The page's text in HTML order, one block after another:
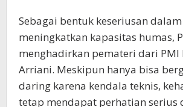
Sebagai bentuk keseriusan dalam
meningkatkan kapasitas humas,
menghadirkan pemateri dari PMI
Arriani. Meskipun hanya bisa
daring karena kendala teknis,
tetap mendapat perhatian serius